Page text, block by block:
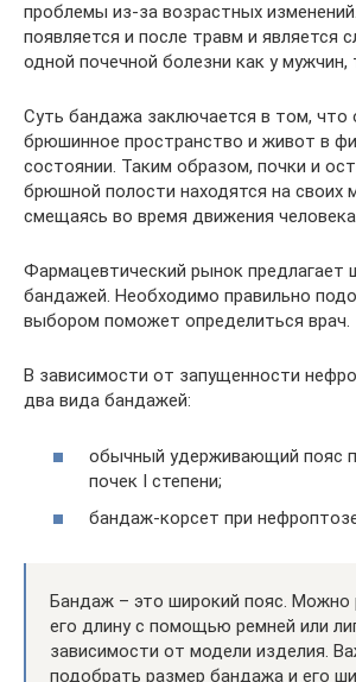
проблемы из-за возрастных
появляется и после травм и является
одной почечной болезни как у
Суть бандажа заключается в том, что
брюшинное пространство и живот в
состоянии. Таким образом, почки и
брюшной полости находятся на своих
смещаясь во время движения
Фармацевтический рынок предлагает
бандажей. Необходимо правильно
выбором поможет определиться врач.
В зависимости от запущенности
два вида бандажей:
обычный удерживающий пояс
почек I степени;
бандаж-корсет при
Бандаж – это широкий пояс. Можно
его длину с помощью ремней или
зависимости от модели изделия.
подобрать размер бандажа и его